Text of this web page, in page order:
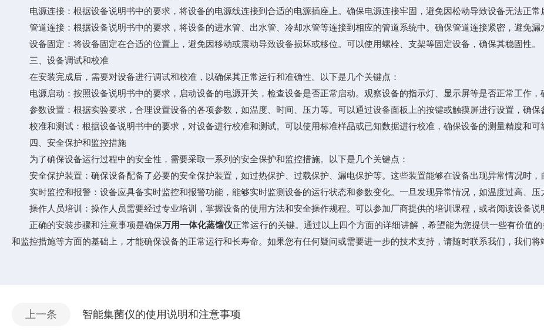
电源连接：根据设备说明书中的要求，将设备的电源线连接到合适的电源插座上。确保电源连接牢固，避免因松动导致设备无法正常
管道连接：根据设备说明书中的要求，将设备的进水管、出水管、冷却水管等连接到相应的管道系统中。确保管道连接紧密，避免漏
设备固定：将设备固定在合适的位置上，避免因移动或震动导致设备损坏或移位。可以使用螺栓、支架等固定设备，确保其稳固性。
三、设备调试和校准
在安装完成后，需要对设备进行调试和校准，以确保其正常运行和准确性。以下是几个关键点：
电源启动：按照设备说明书中的要求，启动设备的电源开关，检查设备是否正常启动。观察设备的指示灯、显示屏等是否正常工作，
参数设置：根据实验要求，合理设置设备的各项参数，如温度、时间、压力等。可以通过设备面板上的按键或触摸屏进行设置，确保
校准和测试：根据设备说明书中的要求，对设备进行校准和测试。可以使用标准样品或已知数据进行校准，确保设备的测量精度和可
四、安全保护和监控措施
为了确保设备运行过程中的安全性，需要采取一系列的安全保护和监控措施。以下是几个关键点：
安全保护装置：确保设备配备了必要的安全保护装置，如过热保护、过载保护、漏电保护等。这些装置能够在设备出现异常情况时，
实时监控和报警：设备应具备实时监控和报警功能，能够实时监测设备的运行状态和参数变化。一旦发现异常情况，如温度过高、
操作人员培训：操作人员需要经过专业培训，掌握设备的使用方法和安全操作规程。可以参加厂商提供的培训课程，或者阅读设备说
正确的安装步骤和注意事项是确保万用一体化蒸馏仪正常运行的关键。通过以上四个方面的详细讲解，希望能为您提供一些有价值
和监控措施等方面的基础上，才能确保设备的正常运行和长寿命。如果您有任何疑问或需要进一步的技术支持，请随时联系我们，我们将
上一条 智能集菌仪的使用说明和注意事项